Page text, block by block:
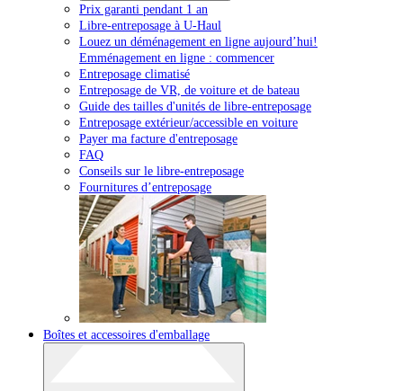
Prix garanti pendant 1 an
Libre-entreposage à U-Haul
Louez un déménagement en ligne aujourd’hui!
Emménagement en ligne : commencer
Entreposage climatisé
Entreposage de VR, de voiture et de bateau
Guide des tailles d'unités de libre-entreposage
Entreposage extérieur/accessible en voiture
Payer ma facture d'entreposage
FAQ
Conseils sur le libre-entreposage
Fournitures d’entreposage
Boîtes et accessoires d'emballage